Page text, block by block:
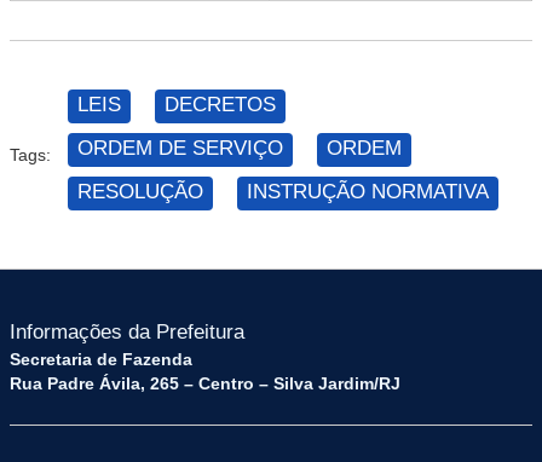
Tags:
LEIS
DECRETOS
ORDEM DE SERVIÇO
ORDEM
RESOLUÇÃO
INSTRUÇÃO NORMATIVA
Informações da Prefeitura
Secretaria de Fazenda
Rua Padre Ávila, 265 – Centro – Silva Jardim/RJ